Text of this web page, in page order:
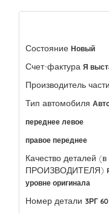
Состояние Новый
Счет-фактура Я
Производитель части
Тип автомобиля
переднее левое
правое переднее
Качество деталей (в
ПРОИЗВОДИТЕЛЯ)
уровне оригинала
Номер детали 3РГ